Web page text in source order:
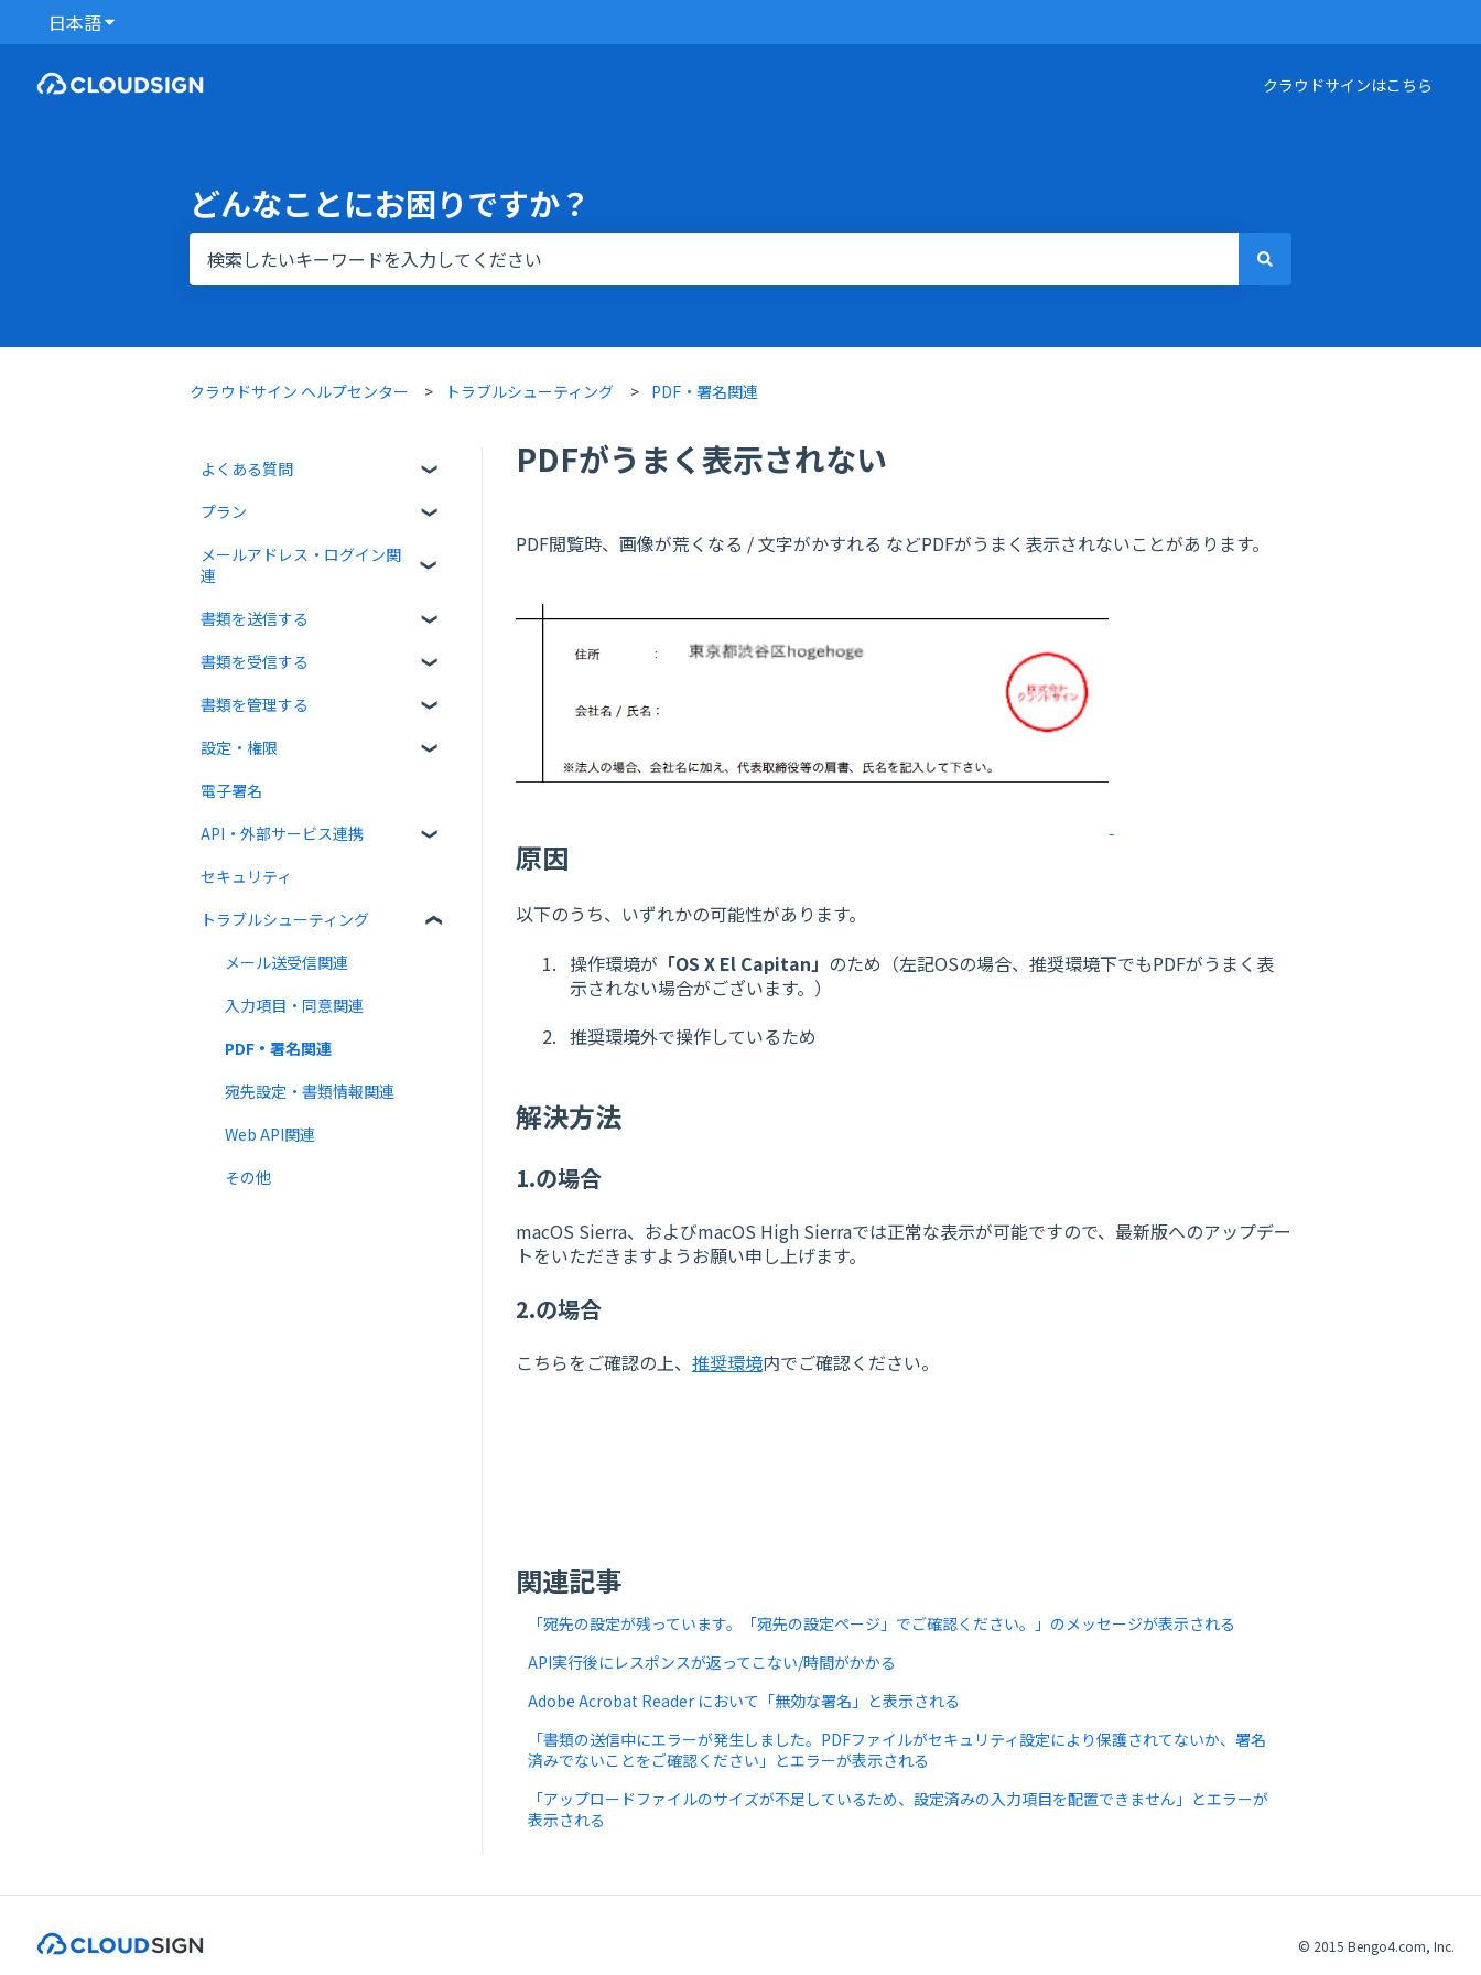
日本語翻訳のサブメニューを表示
クラウドサインはこちら
どんなことにお困りですか？
クラウドサイン ヘルプセンター トラブルシューティング PDF・署名関連
PDFがうまく表示されない
PDF閲覧時、画像が荒くなる / 文字がかすれる などPDFがうまく表示されないことがあります。
原因
以下のうち、いずれかの可能性があります。
操作環境が 「OS X El Capitan」 のため（左記OSの場合、推奨環境下でもPDFがうまく表
示されない場合がございます。）
推奨環境外で操作しているため
解決方法
1.の場合
macOS Sierra、およびmacOS High Sierraでは正常な表示が可能ですので、最新版へのアップデー
トをいただきますようお願い申し上げます。
2.の場合
こちらをご確認の上、 推奨環境内でご確認ください。
関連記事
「宛先の設定が残っています。「宛先の設定ページ」でご確認ください。」のメッセージが表示される
API実行後にレスポンスが返ってこない/時間がかかる
Adobe Acrobat Reader において「無効な署名」と表示される
「書類の送信中にエラーが発生しました。PDFファイルがセキュリティ設定により保護されてないか、署名
済みでないことをご確認ください」とエラーが表示される
「アップロードファイルのサイズが不足しているため、設定済みの入力項目を配置できません」とエラーが
表示される
よくある質問
クラウドサインについて
書類について
プラン
無料プラン
メールアドレス・ログイン関
連
ログイン関連
書類を送信する
書類のアップロード・編集
宛先設定
一括送信
送信時の設定
送信後の操作
テンプレート
書類を受信する
受信者ガイド
書類の受信
書類を管理する
書類の確認
書類情報の入力
書類インポート
複数部署管理
設定・権限
個人設定
管理者向け設定
高度な設定をする
電子署名
API・外部サービス連携
Web API
外部連携
クラウドサイン ペイメント
法律
セキュリティ
トラブルシューティング
メール送受信関連
入力項目・同意関連
PDF・署名関連
宛先設定・書類情報関連
Web API関連
その他
© 2015 Bengo4.com, Inc.